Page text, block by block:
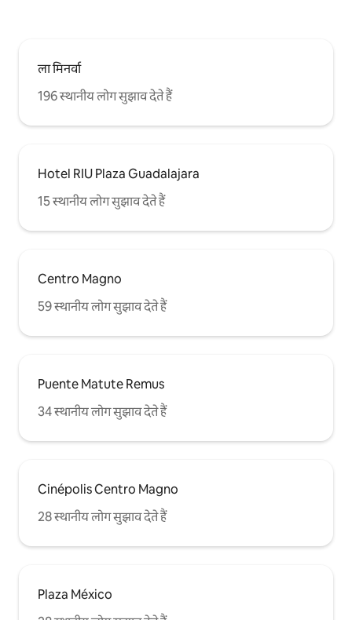
ला मिनर्वा
196 स्थानीय लोग सुझाव देते हैं
Hotel RIU Plaza Guadalajara
15 स्थानीय लोग सुझाव देते हैं
Centro Magno
59 स्थानीय लोग सुझाव देते हैं
Puente Matute Remus
34 स्थानीय लोग सुझाव देते हैं
Cinépolis Centro Magno
28 स्थानीय लोग सुझाव देते हैं
Plaza México